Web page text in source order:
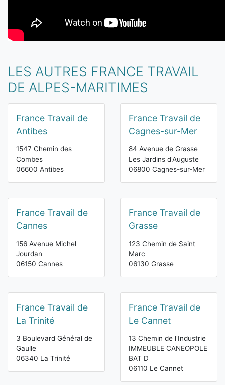
LES AUTRES FRANCE TRAVAIL
DE ALPES-MARITIMES
France Travail de
Antibes
1547 Chemin des
Combes
06600 Antibes
France Travail de
Cagnes-sur-Mer
84 Avenue de Grasse
Les Jardins d'Auguste
06800 Cagnes-sur-Mer
France Travail de
Cannes
156 Avenue Michel
Jourdan
06150 Cannes
France Travail de
Grasse
123 Chemin de Saint
Marc
06130 Grasse
France Travail de
La Trinité
3 Boulevard Général de
Gaulle
06340 La Trinité
France Travail de
Le Cannet
13 Chemin de l'Industrie
IMMEUBLE CANEOPOLE
BAT D
06110 Le Cannet